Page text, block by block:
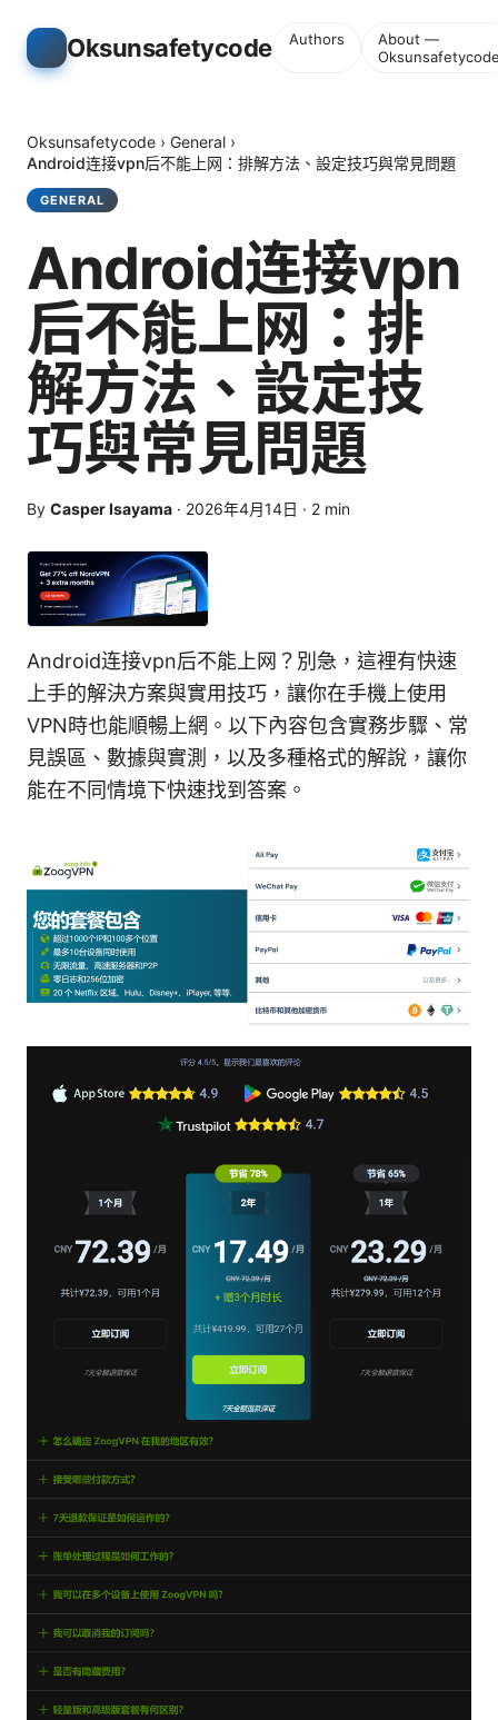
Oksunsafetycode Authors
About —
Oksunsafetycode › General ›
Android连接vpn后不能上网：排解方法、設定技巧與常見問題
GENERAL
Android连接vpn
后不能上网：排
解方法、設定技
巧與常見問題
By Casper Isayama · 2026年4月14日 · 2 min
Android连接vpn后不能上网？別急，這裡有快速
上手的解決方案與實用技巧，讓你在手機上使用
VPN時也能順暢上網。以下內容包含實務步驟、常
見誤區、數據與實測，以及多種格式的解說，讓你
能在不同情境下快速找到答案。